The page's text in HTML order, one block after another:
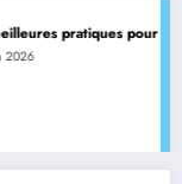
pratiques pour